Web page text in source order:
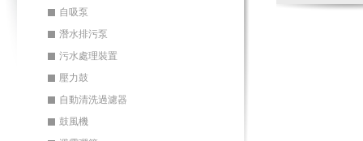
自吸泵
潛水排污泵
污水處理裝置
壓力鼓
自動清洗過濾器
鼓風機